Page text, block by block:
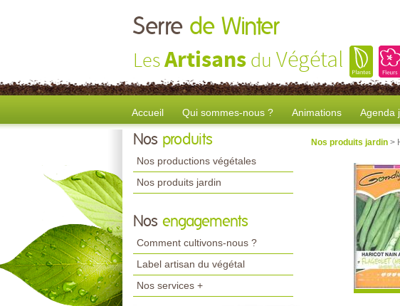
Serre de Winter
LesArtisans du Végétal
Accueil Qui sommes-nous ? Animations Agenda
Nos produits
Nos productions végétales
Nos produits jardin
Nos engagements
Comment cultivons-nous ?
Label artisan du végétal
Nos services +
Nos produits jardin >